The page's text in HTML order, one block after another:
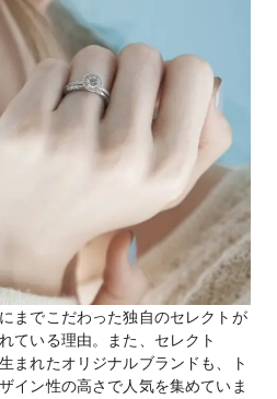
までこだわった独自のセレクトが
ている理由。また、セレクト
まれたオリジナルブランドも、ト
イン性の高さで人気を集めていま